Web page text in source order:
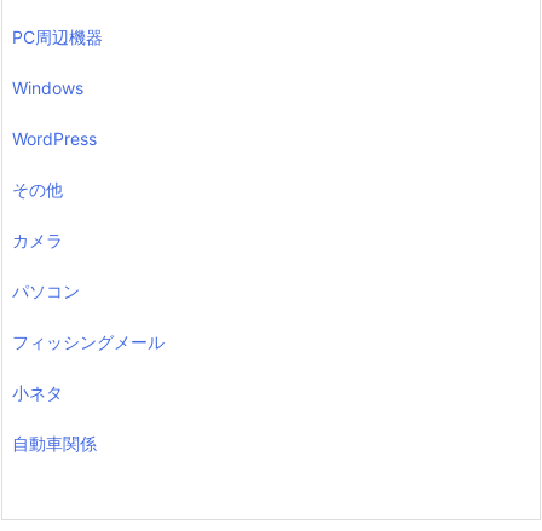
PC周辺機器
Windows
WordPress
その他
カメラ
パソコン
フィッシングメール
小ネタ
自動車関係